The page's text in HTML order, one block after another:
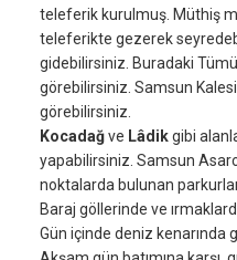
teleferik kurulmuş. Müthiş
teleferikte gezerek
gidebilirsiniz. Buradaki
görebilirsiniz. Samsun
görebilirsiniz.
Kocadağve Lâdikgibi
yapabilirsiniz. Samsun
noktalarda bulunan
Baraj göllerinde ve
Gün içinde deniz kenarında